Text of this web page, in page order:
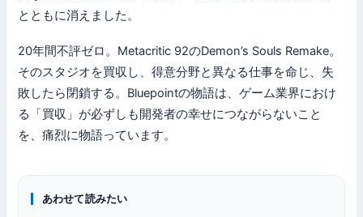
とともに消えました。
20年間不評ゼロ。Metacritic 92のDemon’s Souls Remake。
そのスタジオを買収し、得意分野と異なる仕事を命じ、失
敗したら閉鎖する。Bluepointの物語は、ゲーム業界におけ
る「買収」が必ずしも開発者の幸せにつながらないこと
を、痛烈に物語っています。
あわせて読みたい
ゲーミングPC
PCゲーム情報